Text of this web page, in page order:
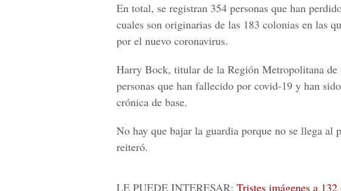
En total, se registran 354 personas que han
cuales son originarias de las 183 colonias en las
por el nuevo coronavirus.
Harry Bock, titular de la Región Metropolitana
personas que han fallecido por covid-19 y han
crónica de base.
No hay que bajar la guardia porque no se llega al
reiteró.
LE PUEDE INTERESAR: Tristes imágenes a